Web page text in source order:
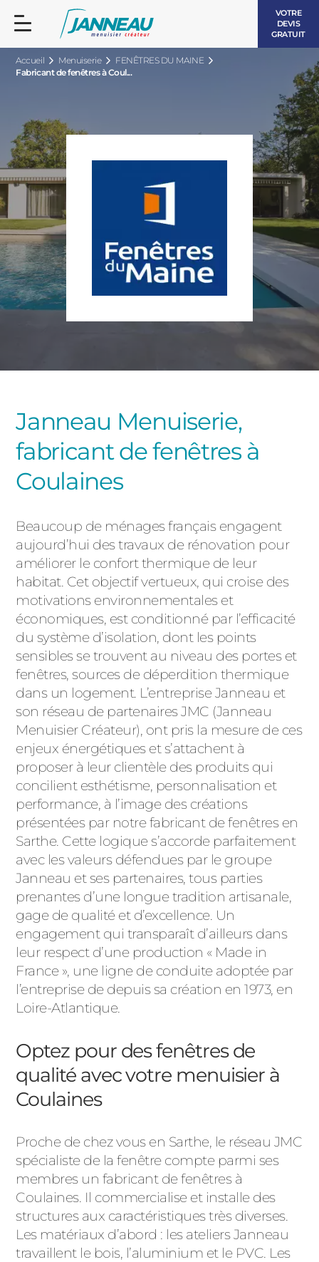
VOTRE
DEVIS
GRATUIT
Accueil Menuiserie
FENÊTRES DU MAINE
Fabricant de fenêtres à Coul...
Janneau Menuiserie,
fabricant de fenêtres à
Coulaines
Beaucoup de ménages français engagent
aujourd’hui des travaux de rénovation pour
améliorer le confort thermique de leur
habitat. Cet objectif vertueux, qui croise des
motivations environnementales et
économiques, est conditionné par l’efficacité
du système d’isolation, dont les points
sensibles se trouvent au niveau des portes et
fenêtres, sources de déperdition thermique
dans un logement. L’entreprise Janneau et
son réseau de partenaires JMC (Janneau
Menuisier Créateur), ont pris la mesure de ces
enjeux énergétiques et s’attachent à
proposer à leur clientèle des produits qui
concilient esthétisme, personnalisation et
performance, à l’image des créations
présentées par notre fabricant de fenêtres en
Sarthe. Cette logique s’accorde parfaitement
avec les valeurs défendues par le groupe
Janneau et ses partenaires, tous parties
prenantes d’une longue tradition artisanale,
gage de qualité et d’excellence. Un
engagement qui transparaît d’ailleurs dans
leur respect d’une production « Made in
France », une ligne de conduite adoptée par
l’entreprise de depuis sa création en 1973, en
Loire-Atlantique.
Optez pour des fenêtres de
qualité avec votre menuisier à
Coulaines
Proche de chez vous en Sarthe, le réseau JMC
spécialiste de la fenêtre compte parmi ses
membres un fabricant de fenêtres à
Coulaines. Il commercialise et installe des
structures aux caractéristiques très diverses.
Les matériaux d’abord : les ateliers Janneau
travaillent le bois, l’aluminium et le PVC. Les
FENÊTRES ET PORTES-FENÊTRES
BOIS
ALUMINIUM
ACIER
BAIES VITRÉES
PORTES D’ENTRÉELES INTEMPORELLES
LES LUMINEUSES
VOLETS ROULANTS
PERGOLAS
CARPORTS